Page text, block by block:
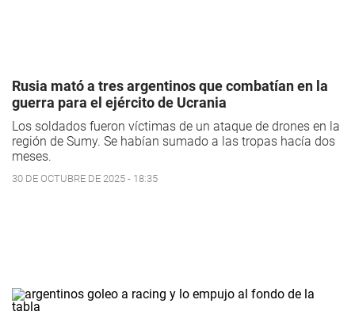
Rusia mató a tres argentinos que combatían en la
guerra para el ejército de Ucrania
Los soldados fueron víctimas de un ataque de drones en la
región de Sumy. Se habían sumado a las tropas hacía dos
meses.
30 DE OCTUBRE DE 2025 - 18:35